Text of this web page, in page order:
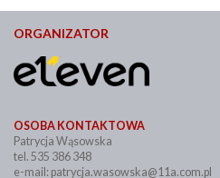
ORGANIZATOR
OSOBA KONTAKTOWA
Patrycja Wąsowska
tel. 535 386 348
e-mail: patrycja.wasowska@11a.com.pl